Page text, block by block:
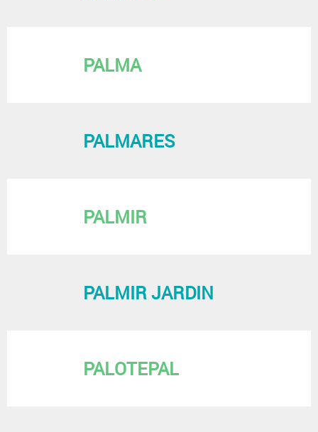
PALMA
PALMARES
PALMIR
PALMIR JARDIN
PALOTEPAL